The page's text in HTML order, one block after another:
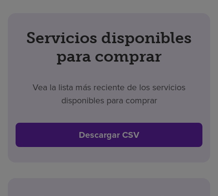
Servicios disponibles
para comprar
Vea la lista más reciente de los servicios
disponibles para comprar
Descargar CSV